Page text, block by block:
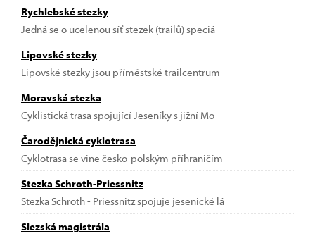
Rychlebské stezky
Jedná se o ucelenou síť stezek (trailů) speciá
Lipovské stezky
Lipovské stezky jsou příměstské trailcentrum
Moravská stezka
Cyklistická trasa spojující Jeseníky s jižní Mo
Čarodějnická cyklotrasa
Cyklotrasa se vine česko-polským příhraničím
Stezka Schroth-Priessnitz
Stezka Schroth - Priessnitz spojuje jesenické lá
Slezská magistrála